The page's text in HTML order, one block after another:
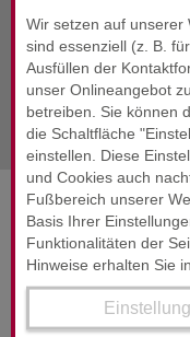
Wir setzen auf unserer
sind essenziell (z. B.
Ausfüllen der
unser Onlineangebot
betreiben. Sie können
die Schaltfläche
einstellen. Diese
und Cookies auch
Fußbereich unserer
Basis Ihrer
Funktionalitäten der
Hinweise erhalten Sie